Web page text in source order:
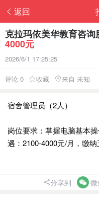
返回
克拉玛依美华教育咨询
4000元
2026/6/1 17:25:25
评论 0 收藏 来自 未知
宿舍管理员（2人）
岗位要求：掌握电脑基本
遇：2100-4000元/月，缴
分享到